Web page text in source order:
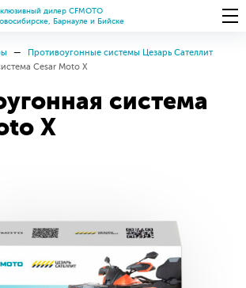
дилер CFMOTO
Барнауле и Бийске
Противоугонные системы Цезарь Сателлит
Cesar Moto X
система
X